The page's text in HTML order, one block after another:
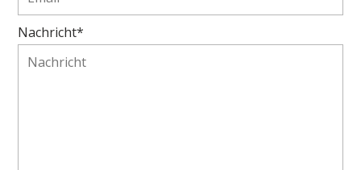
Nachricht*